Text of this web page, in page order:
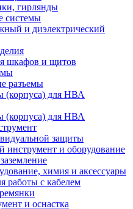
гирлянды
системы
и диэлектрический
шкафов и щитов
разъемы
для НВА
для НВА
защиты
инструмент и оборудование
химия и аксессуары
работы с кабелем
и оснастка